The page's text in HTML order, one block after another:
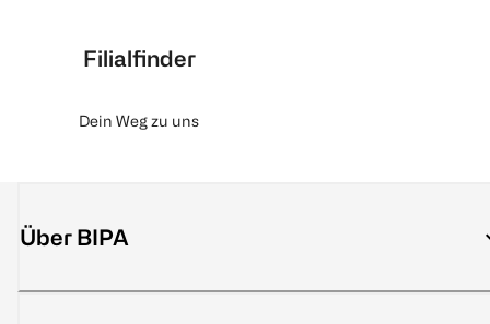
Filialfinder
Dein Weg zu uns
Über BIPA